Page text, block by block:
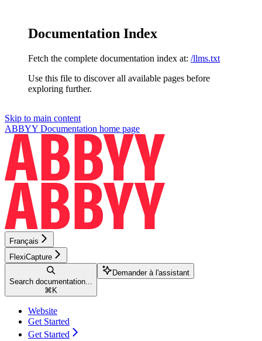
Documentation Index
Fetch the complete documentation index at: /llms.txt
Use this file to discover all available pages before
exploring further.
Skip to main content
ABBYY Documentation home page
Français
FlexiCapture
Search documentation...
⌘ K
Demander à l'assistant
Website
Get Started
Get Started